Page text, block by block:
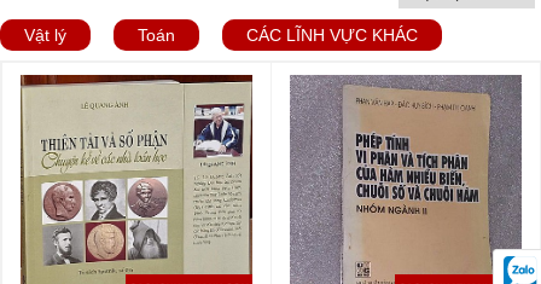
Vật lý Toán CÁC LĨNH VỰC KHÁC